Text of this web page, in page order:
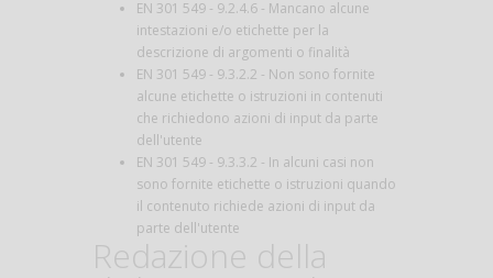
EN 301 549 - 9.2.4.6 - Mancano alcune
intestazioni e/o etichette per la
descrizione di argomenti o finalità
EN 301 549 - 9.3.2.2 - Non sono fornite
alcune etichette o istruzioni in contenuti
che richiedono azioni di input da parte
dell'utente
EN 301 549 - 9.3.3.2 - In alcuni casi non
sono fornite etichette o istruzioni quando
il contenuto richiede azioni di input da
parte dell'utente
Redazione della